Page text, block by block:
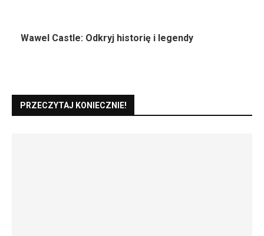
Wawel Castle: Odkryj historię i legendy
PRZECZYTAJ KONIECZNIE!